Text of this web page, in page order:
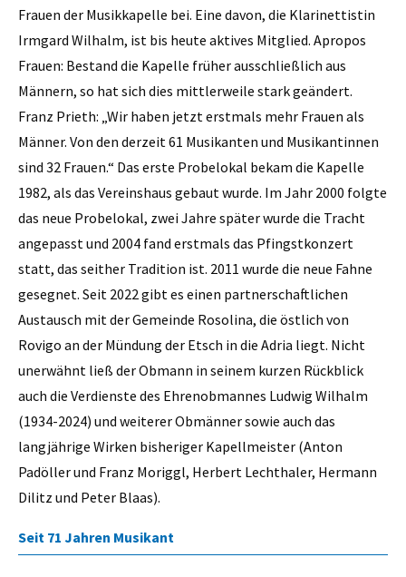
Frauen der Musikkapelle bei. Eine davon, die Klarinettistin
Irmgard Wilhalm, ist bis heute aktives Mitglied. Apropos
Frauen: Bestand die Kapelle früher ausschließlich aus
Männern, so hat sich dies mittlerweile stark geändert.
Franz Prieth: „Wir haben jetzt erstmals mehr Frauen als
Männer. Von den derzeit 61 Musikanten und Musikantinnen
sind 32 Frauen.“ Das erste Probelokal bekam die Kapelle
1982, als das Vereinshaus gebaut wurde. Im Jahr 2000 folgte
das neue Probelokal, zwei Jahre später wurde die Tracht
angepasst und 2004 fand erstmals das Pfingstkonzert
statt, das seither Tradition ist. 2011 wurde die neue Fahne
gesegnet. Seit 2022 gibt es einen partnerschaftlichen
Austausch mit der Gemeinde Rosolina, die östlich von
Rovigo an der Mündung der Etsch in die Adria liegt. Nicht
unerwähnt ließ der Obmann in seinem kurzen Rückblick
auch die Verdienste des Ehrenobmannes Ludwig Wilhalm
(1934-2024) und weiterer Obmänner sowie auch das
langjährige Wirken bisheriger Kapellmeister (Anton
Padöller und Franz Moriggl, Herbert Lechthaler, Hermann
Dilitz und Peter Blaas).
Seit 71 Jahren Musikant